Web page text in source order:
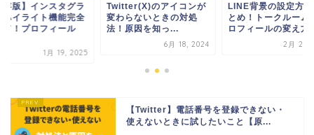
存版】インスタグラ
ハイライト機能完全
ド！プロフィール
1月 19, 2025
Twitter(X)のアイコンが
変わらないときの対処
法！原因を知っ...
6月 18, 2024
LINE背景の設定方
とめ！トークルーム
ロフィールの変え方
2月 20,
【Twitter】電話番号を登録できない・
使えないときに試したいこと【原...